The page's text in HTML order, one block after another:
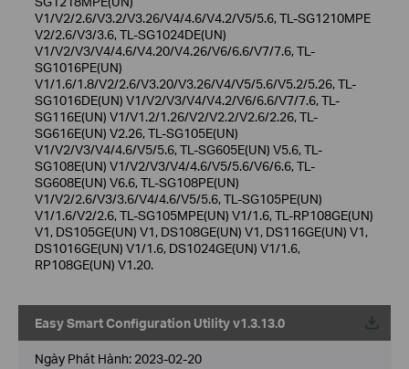
V1/V2/2.6/V3.2/V3.26/V4/4.6/V4.2/V5/5.6, TL-SG1210MPE
V2/2.6/V3/3.6, TL-SG1024DE(UN)
V1/V2/V3/V4/4.6/V4.20/V4.26/V6/6.6/V7/7.6, TL-
SG1016PE(UN)
V1/1.6/1.8/V2/2.6/V3.20/V3.26/V4/V5/5.6/V5.2/5.26, TL-
SG1016DE(UN) V1/V2/V3/V4/V4.2/V6/6.6/V7/7.6, TL-
SG116E(UN) V1/V1.2/1.26/V2/V2.2/V2.6/2.26, TL-
SG616E(UN) V2.26, TL-SG105E(UN)
V1/V2/V3/V4/4.6/V5/5.6, TL-SG605E(UN) V5.6, TL-
SG108E(UN) V1/V2/V3/V4/4.6/V5/5.6/V6/6.6, TL-
SG608E(UN) V6.6, TL-SG108PE(UN)
V1/V2/2.6/V3/3.6/V4/4.6/V5/5.6, TL-SG105PE(UN)
V1/1.6/V2/2.6, TL-SG105MPE(UN) V1/1.6, TL-RP108GE(UN)
V1, DS105GE(UN) V1, DS108GE(UN) V1, DS116GE(UN) V1,
DS1016GE(UN) V1/1.6, DS1024GE(UN) V1/1.6,
RP108GE(UN) V1.20.
Easy Smart Configuration Utility v1.3.13.0
Về
Ngày Phát Hành: 2023-02-20